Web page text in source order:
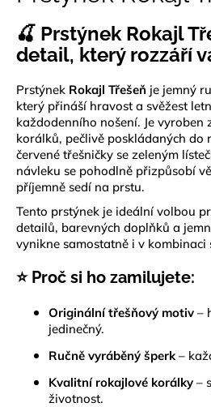
z
5
hvězdiček.
🍒 Prstýnek Rokajl
detail, který rozzáří
Prstýnek Rokajl Třešeň je jemný
který přináší hravost a svěžest
každodenního nošení. Je
korálků, pečlivě poskládaných do
červené třešničky se zeleným
návleku se pohodlně přizpůsobí
příjemně sedí na prstu.
Tento prstýnek je ideální volbou
detailů, barevných doplňků a
vynikne samostatně i v kombinaci
⭐ Proč si ho zamilujete:
Originální třešňový motiv –
jedinečný.
Ručně vyráběný šperk–
Kvalitní rokajlové korálky –
životnost.
a
j
í
t
?
HLEDAT
o